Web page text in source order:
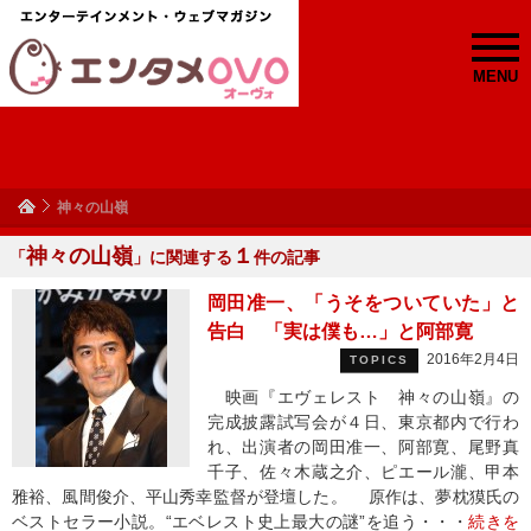
MENU
神々の山嶺
「神々の山嶺 」に関連する １ 件の記事
岡田准一、「うそをついていた」と
告白 「実は僕も…」と阿部寛
TOPICS 2016年2月4日
映画『エヴェレスト 神々の山嶺』の
完成披露試写会が４日、東京都内で行わ
れ、出演者の岡田准一、阿部寛、尾野真
千子、佐々木蔵之介、ピエール瀧、甲本
雅裕、風間俊介、平山秀幸監督が登壇した。 原作は、夢枕獏氏の
ベストセラー小説。“エベレスト史上最大の謎”を追う・・・続きを